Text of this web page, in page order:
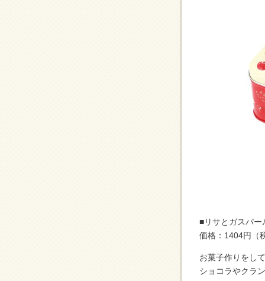
■リサとガスパー
価格：1404円（
お菓子作りをし
ショコラやクラ